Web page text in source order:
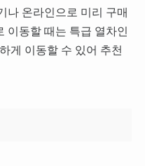
나 온라인으로 미리 구매
이동할 때는 특급 열차인
게 이동할 수 있어 추천